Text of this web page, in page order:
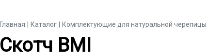
Главная Каталог Комплектующие для натуральной черепицы
Скотч BMI
Скотч BMI